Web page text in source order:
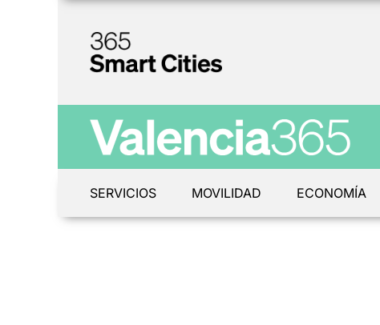
SERVICIOS MOVILIDAD ECONOMÍA